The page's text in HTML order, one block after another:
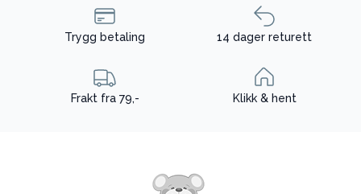
Trygg betaling 14 dager returett
Frakt fra 79,- Klikk & hent